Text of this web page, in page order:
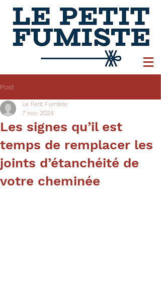
Post
Les signes qu’il est
temps de remplacer les
joints d’étanchéité de
votre cheminée
Le Petit Fumiste
7 nov. 2024